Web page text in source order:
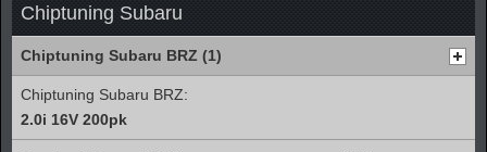
Chiptuning Subaru
Chiptuning Subaru BRZ (1)
Chiptuning Subaru BRZ:
2.0i 16V 200pk